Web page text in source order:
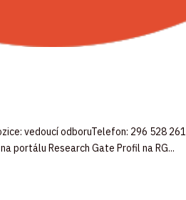
vedoucí odboruTelefon: 296 528
portálu Research Gate Profil na RG...